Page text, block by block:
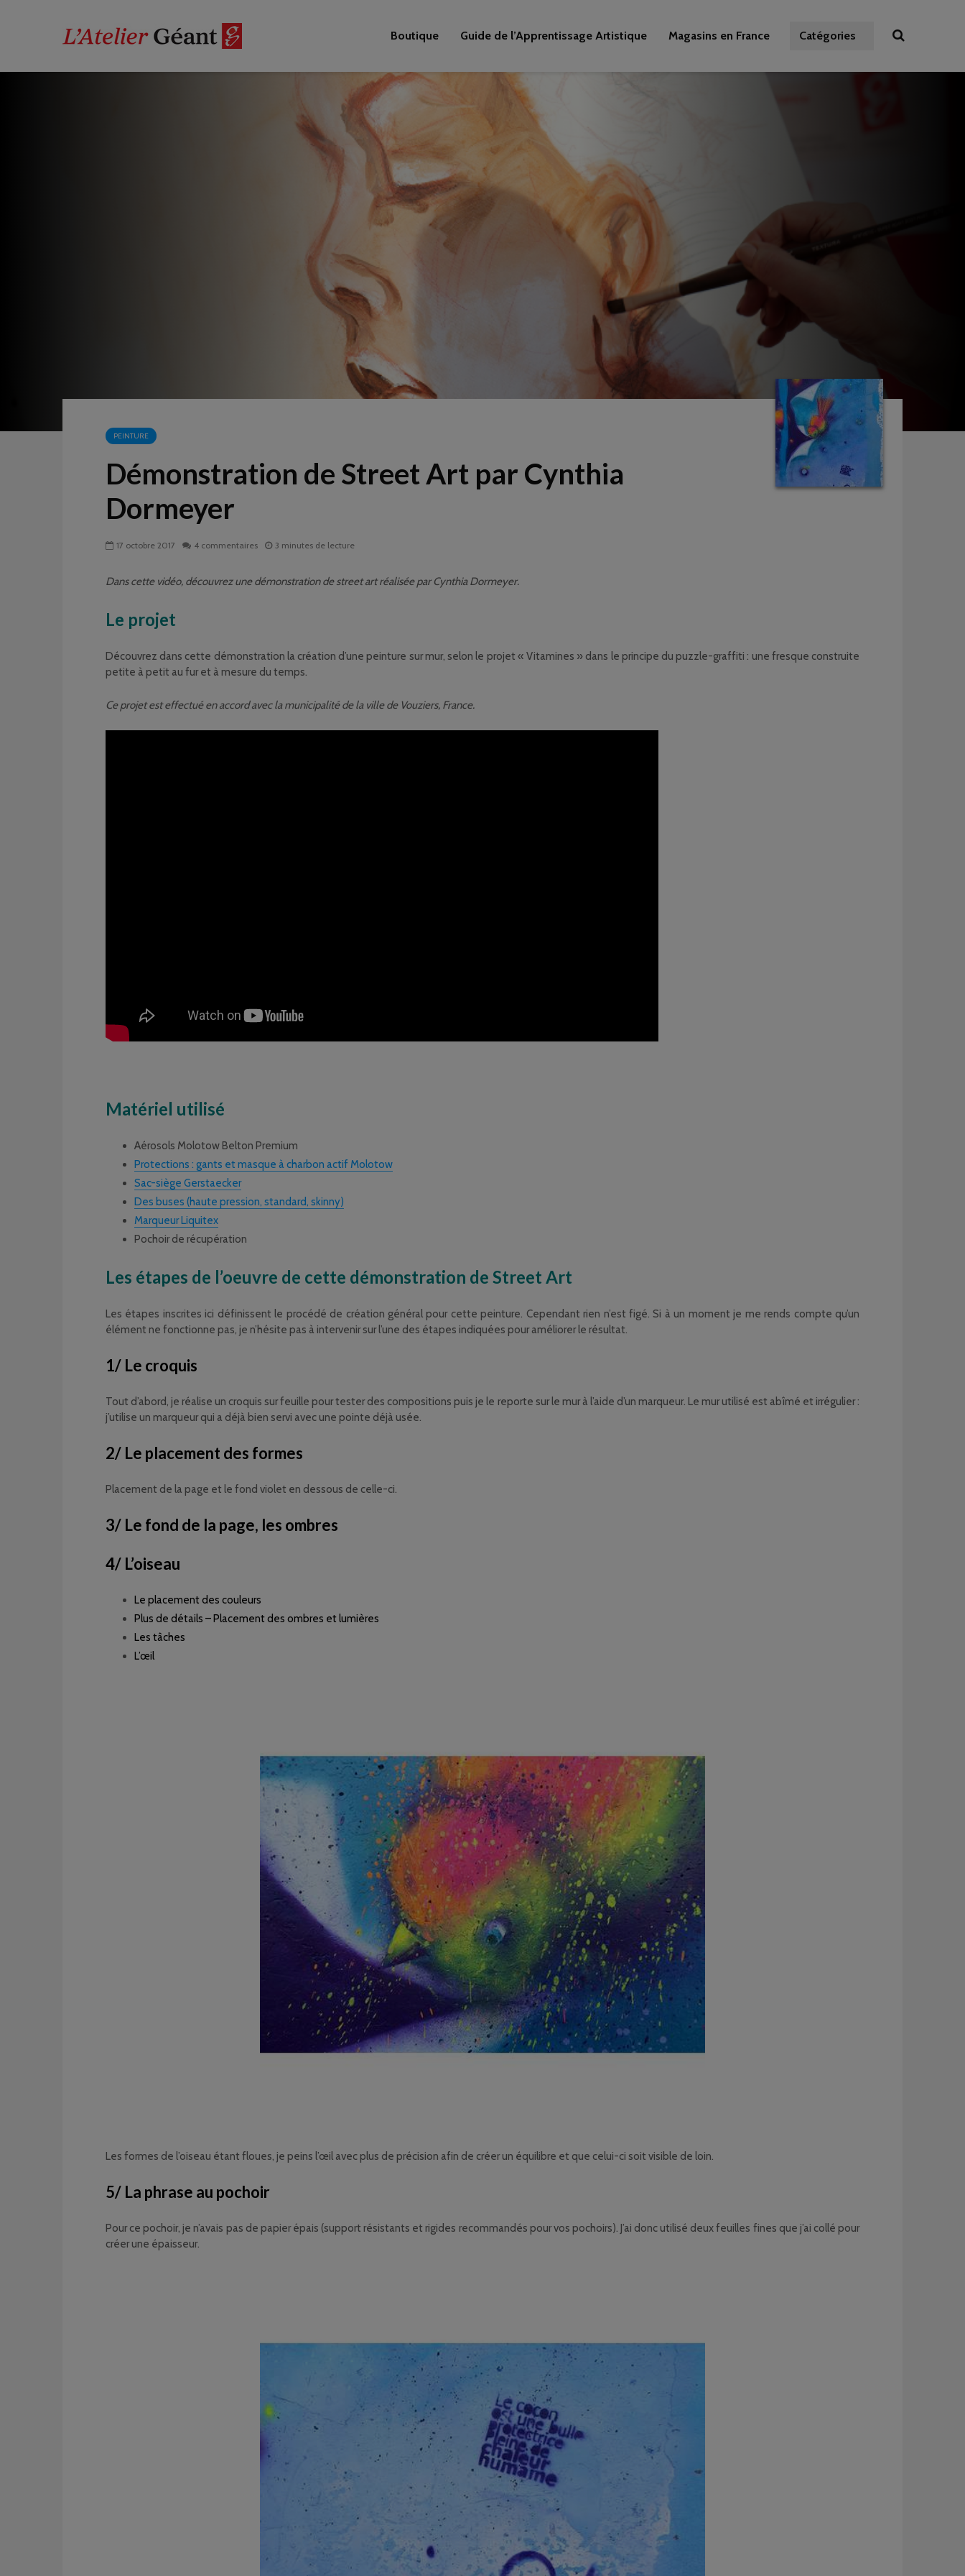
Boutique Guide de l’Apprentissage Artistique Magasins en France Catégories
PEINTURE
Démonstration de Street Art par Cynthia
Dormeyer
17 octobre 2017 4 commentaires 3 minutes de lecture
Dans cette vidéo, découvrez une démonstration de street art réalisée par Cynthia Dormeyer.
Le projet
Découvrez dans cette démonstration la création d’une peinture sur mur, selon le projet « Vitamines » dans le principe du puzzle-graffiti : une fresque construite
petite à petit au fur et à mesure du temps.
Ce projet est effectué en accord avec la municipalité de la ville de Vouziers, France.
Matériel utilisé
Aérosols Molotow Belton Premium
Protections : gants et masque à charbon actif Molotow
Sac-siège Gerstaecker
Des buses (haute pression, standard, skinny)
Marqueur Liquitex
Pochoir de récupération
Les étapes de l’oeuvre de cette démonstration de Street Art
Les étapes inscrites ici définissent le procédé de création général pour cette peinture. Cependant rien n’est figé. Si à un moment je me rends compte qu’un
élément ne fonctionne pas, je n’hésite pas à intervenir sur l’une des étapes indiquées pour améliorer le résultat.
1/ Le croquis
Tout d’abord, je réalise un croquis sur feuille pour tester des compositions puis je le reporte sur le mur à l’aide d’un marqueur. Le mur utilisé est abîmé et irrégulier :
j’utilise un marqueur qui a déjà bien servi avec une pointe déjà usée.
2/ Le placement des formes
Placement de la page et le fond violet en dessous de celle-ci.
3/ Le fond de la page, les ombres
4/ L’oiseau
Le placement des couleurs
Plus de détails – Placement des ombres et lumières
Les tâches
L’œil
Les formes de l’oiseau étant floues, je peins l’œil avec plus de précision afin de créer un équilibre et que celui-ci soit visible de loin.
5/ La phrase au pochoir
Pour ce pochoir, je n’avais pas de papier épais (support résistants et rigides recommandés pour vos pochoirs). J’ai donc utilisé deux feuilles fines que j’ai collé pour
créer une épaisseur.